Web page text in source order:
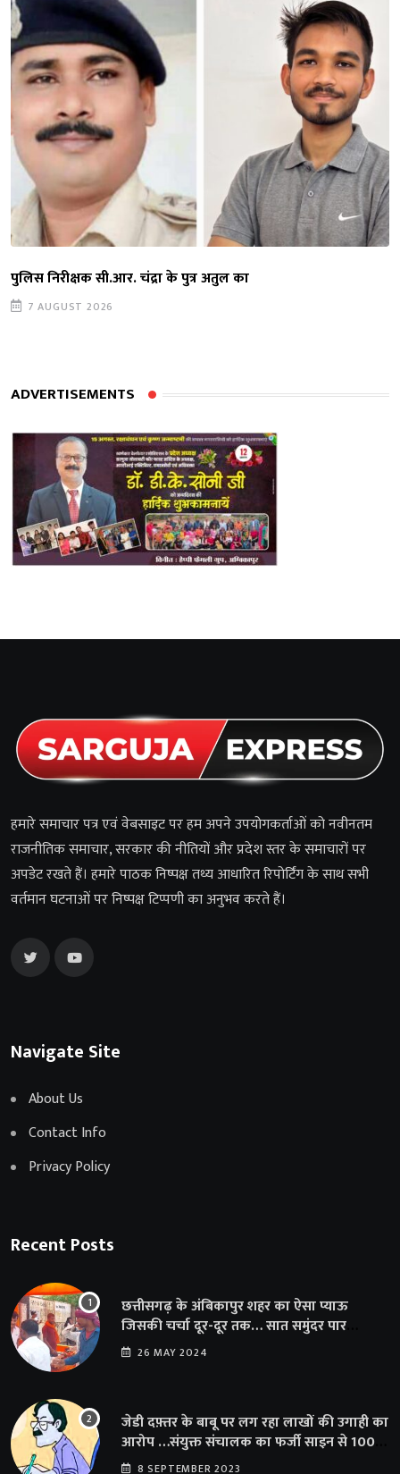
पुलिस निरीक्षक सी.आर. चंद्रा के पुत्र अतुल का
7 AUGUST 2026
ADVERTISEMENTS
हमारे समाचार पत्र एवं वेबसाइट पर हम अपने उपयोगकर्ताओं को नवीनतम
राजनीतिक समाचार, सरकार की नीतियों और प्रदेश स्तर के समाचारों पर
अपडेट रखते हैं। हमारे पाठक निष्पक्ष तथ्य आधारित रिपोर्टिंग के साथ सभी
वर्तमान घटनाओं पर निष्पक्ष टिप्पणी का अनुभव करते हैं।
Navigate Site
About Us
Contact Info
Privacy Policy
Recent Posts
छत्तीसगढ़ के अंबिकापुर शहर का ऐसा प्याऊ
जिसकी चर्चा दूर-दूर तक… सात समुंदर पार
अमेरिका से भी पहुंचा सहयोग
26 MAY 2024
जेडी दफ़्तर के बाबू पर लग रहा लाखों की उगाही का
आरोप …संयुक्त संचालक का फर्जी साइन से 100
शिक्षकों क़ो थमाया संशोधन आदेश
8 SEPTEMBER 2023